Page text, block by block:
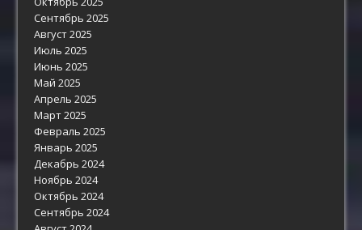
Сентябрь 2025
Август 2025
Июль 2025
Июнь 2025
Май 2025
Апрель 2025
Март 2025
Февраль 2025
Январь 2025
Декабрь 2024
Ноябрь 2024
Октябрь 2024
Сентябрь 2024